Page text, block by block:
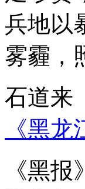
兵地以
雾霾，
石道来
《黑
《黑